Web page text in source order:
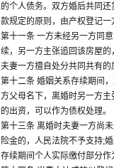
的个人债务。双方婚后共同
款规定的原则，由产权登记一
第十一条 一方未经另一方同
续，另一方主张追回该房屋的
夫妻一方擅自处分共同共有的
第十二条 婚姻关系存续期间
方父母名下，离婚时另一方
的出资，可以作为债权处理。
第十三条 离婚时夫妻一方尚
险金的，人民法院不予支持;
存续期间个人实际缴付部分作